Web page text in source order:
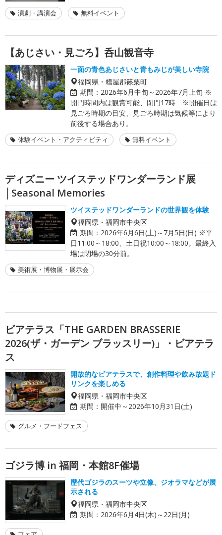
演劇・講演会 無料イベント
【あじさい・見ごろ】呑山観音寺
一面の青色あじさいと青もみじが美しい寺院
福岡県・糟屋郡篠栗町
期間： 2026年6月中旬～2026年7月上旬 ※
開門時間内は観賞可能、閉門17時 ※開催日は
見ごろ時期の目安、見ごろ時期は気候等により
前後する場合あり。
体験イベント・アクティビティ 無料イベント
ディズニー ツイステッドワンダーランド展
│Seasonal Memories
ツイステッドワンダーランドの世界観を体験
福岡県・福岡市中央区
期間： 2026年6月6日(土)～7月5日(日) ※平
日11:00～18:00、土日祝10:00～18:00。最終入
場は閉場の30分前。
美術展・博物展・展示会
ビアテラス「THE GARDEN BRASSERIE
2026(ザ・ガーデン ブラッスリー)」・ビアテラ
ス
開放的なビアテラスで、創作料理や飲み放題ド
リンクを楽しめる
福岡県・福岡市中央区
期間： 開催中～2026年10月31日(土)
グルメ・フードフェス
ゴジラ博 in 福岡・本館8F催場
歴代ゴジラのスーツや立像、ジオラマなどが展
示される
福岡県・福岡市中央区
期間： 2026年6月4日(木)～22日(月)